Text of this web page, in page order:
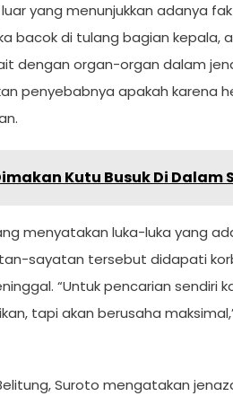
yang menunjukkan adanya
bacok di tulang bagian kepala,
dengan organ-organ dalam
penyebabnya apakah karena
Kutu Busuk Di Dalam
menyatakan luka-luka yang
sayatan tersebut didapati
“Untuk pencarian sendiri
tapi akan berusaha
Suroto mengatakan